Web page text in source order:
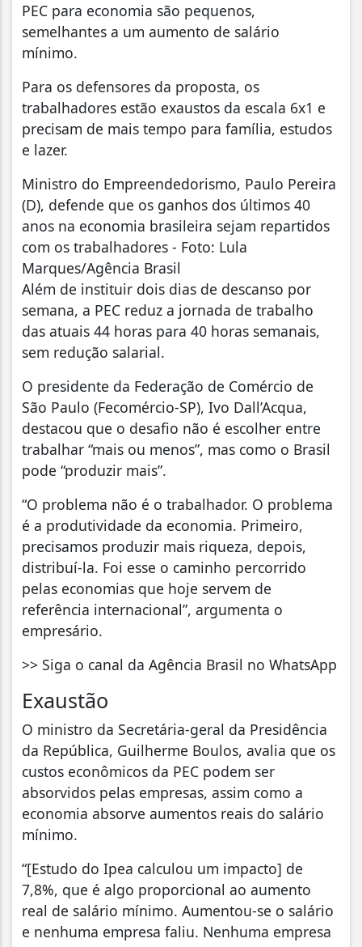
PEC para economia são pequenos,
semelhantes a um aumento de salário
mínimo.
Para os defensores da proposta, os
trabalhadores estão exaustos da escala 6x1 e
precisam de mais tempo para família, estudos
e lazer.
Ministro do Empreendedorismo, Paulo Pereira
(D), defende que os ganhos dos últimos 40
anos na economia brasileira sejam repartidos
com os trabalhadores - Foto: Lula
Marques/Agência Brasil
Além de instituir dois dias de descanso por
semana, a PEC reduz a jornada de trabalho
das atuais 44 horas para 40 horas semanais,
sem redução salarial.
O presidente da Federação de Comércio de
São Paulo (Fecomércio-SP), Ivo Dall’Acqua,
destacou que o desafio não é escolher entre
trabalhar “mais ou menos”, mas como o Brasil
pode “produzir mais”.
“O problema não é o trabalhador. O problema
é a produtividade da economia. Primeiro,
precisamos produzir mais riqueza, depois,
distribuí-la. Foi esse o caminho percorrido
pelas economias que hoje servem de
referência internacional”, argumenta o
empresário.
>> Siga o canal da Agência Brasil no WhatsApp
Exaustão
O ministro da Secretária-geral da Presidência
da República, Guilherme Boulos, avalia que os
custos econômicos da PEC podem ser
absorvidos pelas empresas, assim como a
economia absorve aumentos reais do salário
mínimo.
“[Estudo do Ipea calculou um impacto] de
7,8%, que é algo proporcional ao aumento
real de salário mínimo. Aumentou-se o salário
e nenhuma empresa faliu. Nenhuma empresa